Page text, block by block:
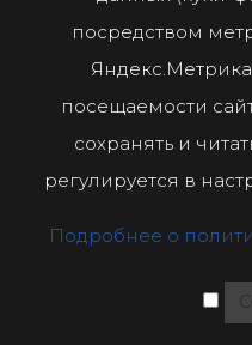
посредством
посещаемости
сохранять и
регулируется в
Подробнее о